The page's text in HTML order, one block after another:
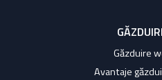
Găzduire
Avantaje